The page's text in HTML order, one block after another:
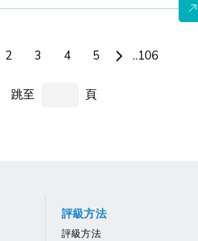
2 3 4 5 ..106
跳至 頁
評級方法
評級方法